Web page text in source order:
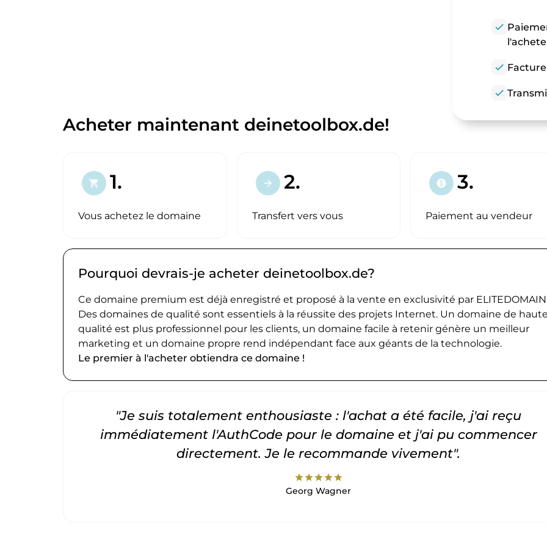
check
check
check
Acheter maintenant deinetoolbox.de!
shopping_cart 1.
Vous achetez le domaine
arrow_forward 2.
Transfert vers vous
paid 3.
Paiement au vendeur
Pourquoi devrais-je acheter deinetoolbox.de?
Ce domaine premium est déjà enregistré et proposé à la vente en exclusivité par
Des domaines de qualité sont essentiels à la réussite des projets Internet. Un domaine de haute
qualité est plus professionnel pour les clients, un domaine facile à retenir génère un meilleur
marketing et un domaine propre rend indépendant face aux géants de la technologie.
Le premier à l'acheter obtiendra ce domaine !
"Je suis totalement enthousiaste : l'achat a été facile, j'ai reçu
immédiatement l'AuthCode pour le domaine et j'ai pu commencer
directement. Je le recommande vivement".
starstarstarstarstar
Georg Wagner